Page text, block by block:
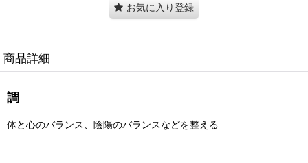
お気に入り登録
商品詳細
調
体と心のバランス、陰陽のバランスなどを整える